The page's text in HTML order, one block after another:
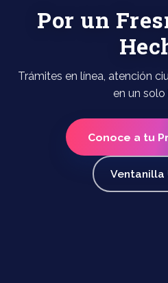
Por un
Trámites en línea, atención
en un solo
Conoce a tu
Ventanilla